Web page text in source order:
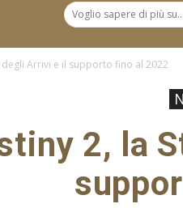
degli Arrivi e il supporto fino al 2022
2, la